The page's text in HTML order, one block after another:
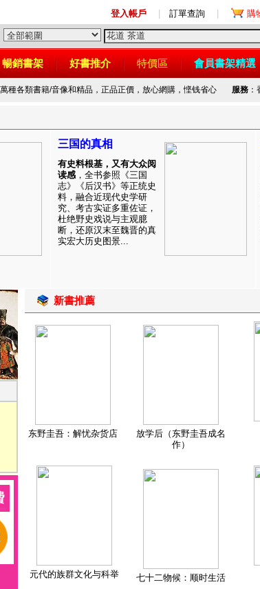
登入帳戶 訂單查詢 購
暢銷書架 好書推介 特價區 會員書架精選
萬種各類書籍/音像和精品，正品正價，放心網購，悭钱省心 服務：
三国的真相
有史料根基，又有大众阅
读感 ，全书参照《三国
志》《后汉书》等正统史
料，融合近现代史学研
究、考古实证多重佐证，
杜绝野史戏说与主观臆
断，还原汉末至魏晋的真
实宏大历史图景...
新書推薦
东野圭吾：解忧杂货店
放学后（东野圭吾成名
作）
元代的族群文化与科举 七十二物候：顺时生活